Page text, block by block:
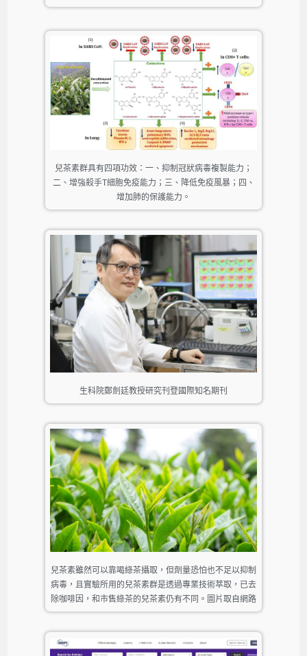
兒茶素群具有四項功效：一、抑制冠狀病毒複製能力；
二、增強殺手T細胞免疫能力；三、降低免疫風暴；四、
增加肺的保護能力。
生科院鄭劍廷教授研究刊登國際知名期刊
兒茶素雖然可以靠喝綠茶攝取，但劑量恐怕也不足以抑制
病毒，且實驗所用的兒茶素群是透過專業技術萃取，已去
除咖啡因，和市售綠茶的兒茶素仍有不同。圖片取自網路